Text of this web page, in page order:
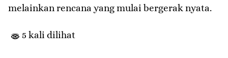
melainkan rencana yang mulai bergerak nyata.
5 kali dilihat